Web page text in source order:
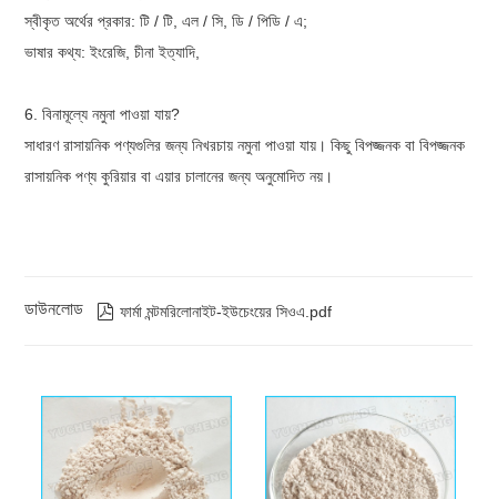
স্বীকৃত অর্থের প্রকার: টি / টি, এল / সি, ডি / পিডি / এ;
ভাষার কথ্য: ইংরেজি, চীনা ইত্যাদি,
6. বিনামূল্যে নমুনা পাওয়া যায়?
সাধারণ রাসায়নিক পণ্যগুলির জন্য নিখরচায় নমুনা পাওয়া যায়। কিছু বিপজ্জনক বা বিপজ্জনক
রাসায়নিক পণ্য কুরিয়ার বা এয়ার চালানের জন্য অনুমোদিত নয়।
ডাউনলোড  ফার্মা মন্টমরিলোনাইট-ইউচেংয়ের সিওএ.pdf